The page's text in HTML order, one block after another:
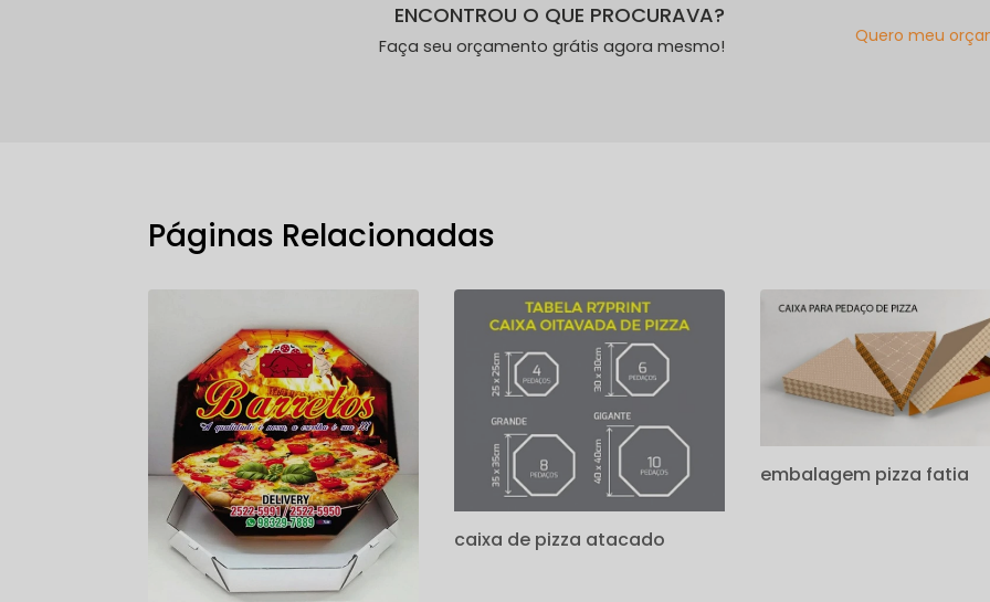
ENCONTROU O QUE PROCURAVA?
Faça seu orçamento grátis agora mesmo!
Quero meu
Páginas Relacionadas
caixa de pizza atacado
embalagem pizza fatia